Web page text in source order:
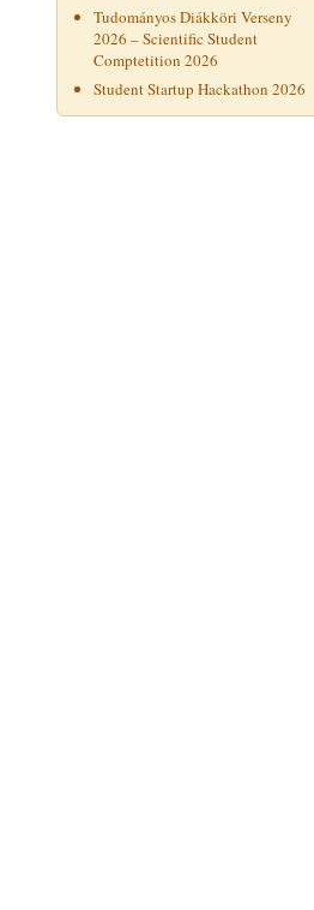
Tudományos Diákköri Verseny
2026 – Scientific Student
Comptetition 2026
Student Startup Hackathon 2026